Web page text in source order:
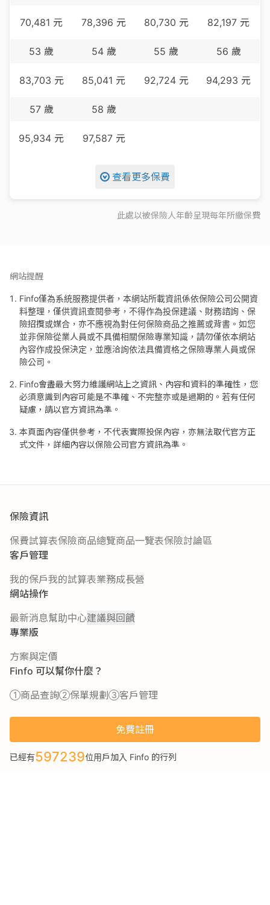
70,481 元 78,396 元 80,730 元 82,197 元
53 歲
83,703 元
54歲
85,041 元
55 歲
92,724元
56 歲
94,293 元
57歲
95,934 元
58 歲
97,587元
查看更多保費
此處以被保險人年齡呈現每年所繳保費
網站提醒
Finfo僅為系統服務提供者，本網站所載資訊係依保險公司公開資
料整理，僅供資訊查閱參考，不得作為投保建議、財務諮詢、保
險招攬或媒合，亦不應視為對任何保險商品之推薦或背書。如您
並非保險從業人員或不具備相關保險專業知識，請勿僅依本網站
內容作成投保決定，並應洽詢依法具備資格之保險專業人員或保
險公司。
Finfo會盡最大努力維護網站上之資訊、內容和資料的準確性，您
必須意識到內容可能是不準確、不完整亦或是過期的。若有任何
疑慮，請以官方資訊為準。
本頁面內容僅供參考，不代表實際投保內容，亦無法取代官方正
式文件，詳細內容以保險公司官方資訊為準。
保險資訊
保費試算表保險商品總覽商品一覽表保險討論區
客戶管理
我的保戶我的試算表業務成長營
網站操作
最新消息幫助中心建議與回饋
專業版
方案與定價
Finfo 可以幫你什麼？
商品查詢
保單規劃 客戶管理
免費註冊
已經有597239位用戶加入 Finfo 的行列